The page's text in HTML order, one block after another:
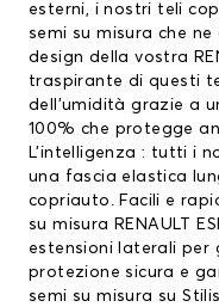
esterni, i nostri teli
semi su misura che
design della vostra
traspirante di questi
dell’umidità grazie a
100% che protegge
L’intelligenza : tutti i
una fascia elastica
copriauto. Facili e
su misura RENAULT
estensioni laterali per
protezione sicura e
semi su misura su